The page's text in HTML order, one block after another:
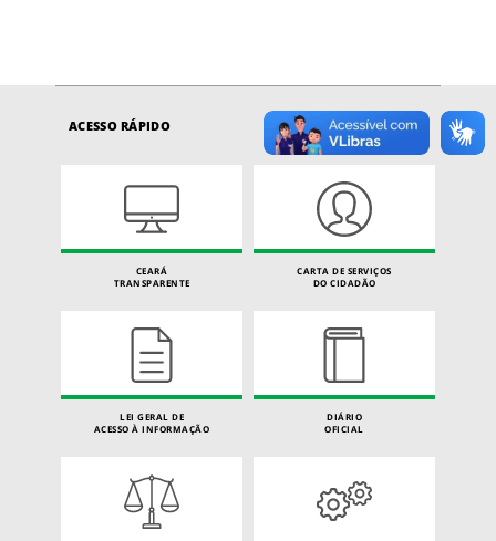
ACESSO RÁPIDO
CEARÁ
TRANSPARENTE
CARTA DE SERVIÇOS
DO CIDADÃO
LEI GERAL DE
ACESSO À INFORMAÇÃO
DIÁRIO
OFICIAL